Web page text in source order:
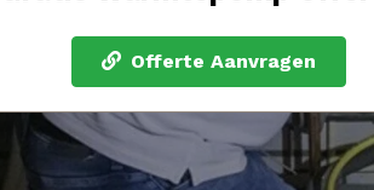
Offerte Aanvragen